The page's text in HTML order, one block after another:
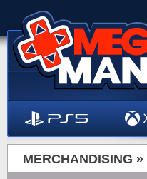
MERCHANDISING »